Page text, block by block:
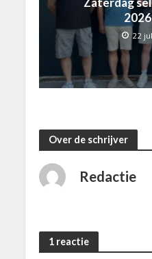
22
Over de schrijver
Redactie
1 reactie